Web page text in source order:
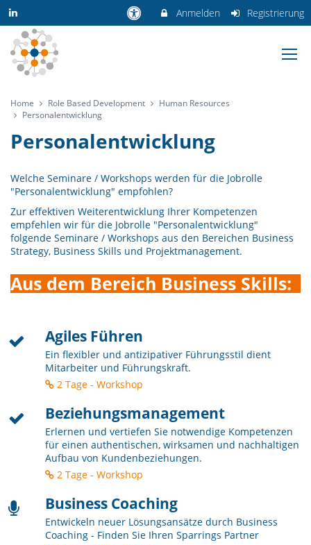
Anmelden Registrierung
Home Role Based Development
Human Resources
Personalentwicklung
Personalentwicklung
Welche Seminare / Workshops werden für die Jobrolle
"Personalentwicklung" empfohlen?
Zur effektiven Weiterentwicklung Ihrer Kompetenzen
empfehlen wir für die Jobrolle "Personalentwicklung"
folgende Seminare / Workshops aus den Bereichen Business
Strategy, Business Skills und Projektmanagement.
Aus dem Bereich Business Skills:
Agiles Führen
Ein flexibler und antizipativer Führungsstil dient
Mitarbeiter und Führungskraft.
2 Tage - Workshop
Beziehungsmanagement
Erlernen und vertiefen Sie notwendige Kompetenzen
für einen authentischen, wirksamen und nachhaltigen
Aufbau von Kundenbeziehungen.
2 Tage - Workshop
Business Coaching
Entwickeln neuer Lösungsansätze durch Business
Coaching - Finden Sie Ihren Sparrings Partner